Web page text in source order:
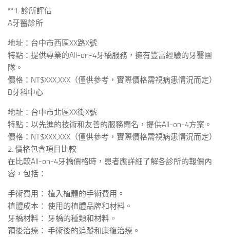
**1. 診所評估
A牙醫診所
地址：台中市西區XX路X號
特點：提供專業的All-on-4牙橋服務，擁有豐富經驗的牙醫團
隊。
價格：NT$XXX,XXX（僅供參考，實際價格需視病患情況而定）
B牙科中心
地址：台中市北區XX街X號
特點：以先進的技術和友善的服務聞名，提供All-on-4方案。
價格：NT$XXX,XXX（僅供參考，實際價格需視病患情況而定）
2. 價格包含項目比較
在比較All-on-4牙橋價格時，患者應詳細了解各診所的報價內
容，包括：
手術費用： 植入植體的手術費用。
植體成本： 使用的植體品牌和材料。
牙橋材料： 牙橋的種類和材料。
預後治療： 手術後的追蹤和康復治療。